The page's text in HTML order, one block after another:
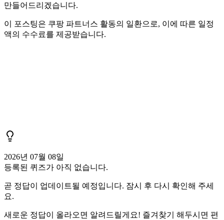
만들어드리겠습니다.
이 포스팅은 쿠팡 파트너스 활동의 일환으로, 이에 따른 일정
액의 수수료를 제공받습니다.
2026년 07월 08일
등록된 퀴즈가 아직 없습니다.
곧 정답이 업데이트될 예정입니다. 잠시 후 다시 확인해 주세
요.
새로운 정답이 올라오면 알려드릴게요! 즐겨찾기 해두시면 편